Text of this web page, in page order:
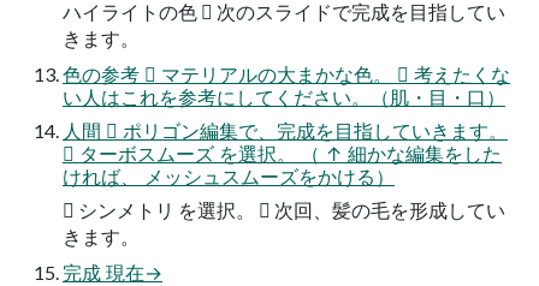
ハイライトの色  次のスライドで完成を目指してい
きます。
色の参考  マテリアルの大まかな色。  考えたくな
い人はこれを参考にしてください。（肌・目・口）
人間  ポリゴン編集で、完成を目指していきます。
 ターボスムーズ を選択。 （ ↑ 細かな編集をした
ければ、 メッシュスムーズをかける）
 シンメトリ を選択。  次回、髪の毛を形成してい
きます。
完成 現在→